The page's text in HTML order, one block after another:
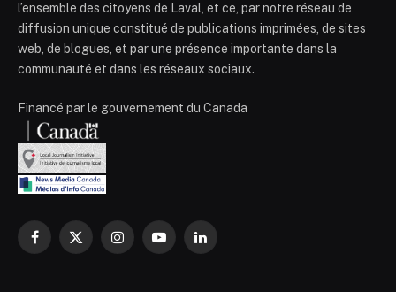
l’ensemble des citoyens de Laval, et ce, par notre réseau de
diffusion unique constitué de publications imprimées, de sites
web, de blogues, et par une présence importante dans la
communauté et dans les réseaux sociaux.
Financé par le gouvernement du Canada
Facebook
X
InstagramYouTubeLinkedIn